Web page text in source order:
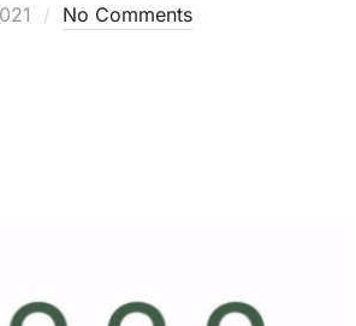
No Comments